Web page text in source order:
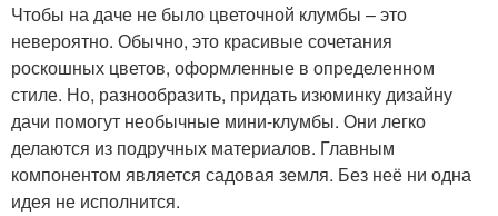
Чтобы на даче не было цветочной клумбы – это
невероятно. Обычно, это красивые сочетания
роскошных цветов, оформленные в определенном
стиле. Но, разнообразить, придать изюминку дизайну
дачи помогут необычные мини-клумбы. Они легко
делаются из подручных материалов. Главным
компонентом является садовая земля. Без неё ни одна
идея не исполнится.